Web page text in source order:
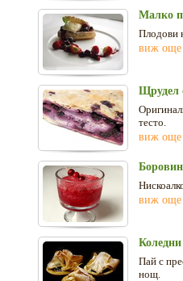
Малко
Плодови
виж още
Щрудел
тесто.
виж още
виж още
Пай с
нощ.